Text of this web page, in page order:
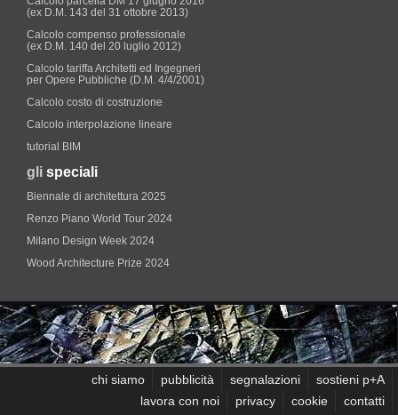
(ex D.M. 143 del 31 ottobre 2013)
Calcolo compenso professionale
(ex D.M. 140 del 20 luglio 2012)
Calcolo tariffa Architetti ed Ingegneri
per Opere Pubbliche (D.M. 4/4/2001)
Calcolo costo di costruzione
Calcolo interpolazione lineare
tutorial BIM
gli speciali
Biennale di architettura 2025
Renzo Piano World Tour 2024
Milano Design Week 2024
Wood Architecture Prize 2024
chi siamo pubblicità segnalazioni
sostieni p+A
lavora con noi
privacy cookie contatti